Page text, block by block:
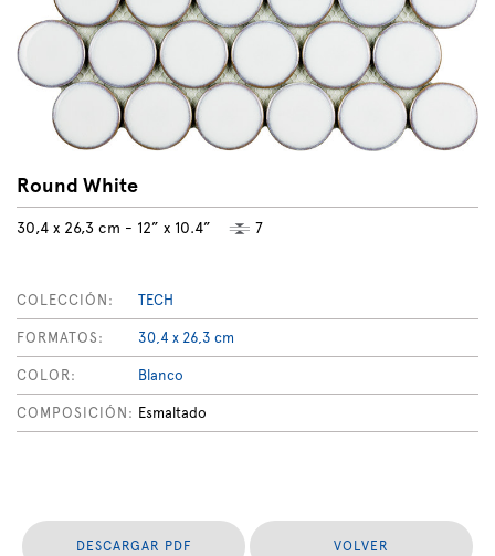
Round White
30,4 x 26,3 cm - 12” x 10.4” 7
COLECCIÓN: TECH
FORMATOS: 30,4 x 26,3 cm
COLOR: Blanco
COMPOSICIÓN: Esmaltado
DESCARGAR PDF VOLVER